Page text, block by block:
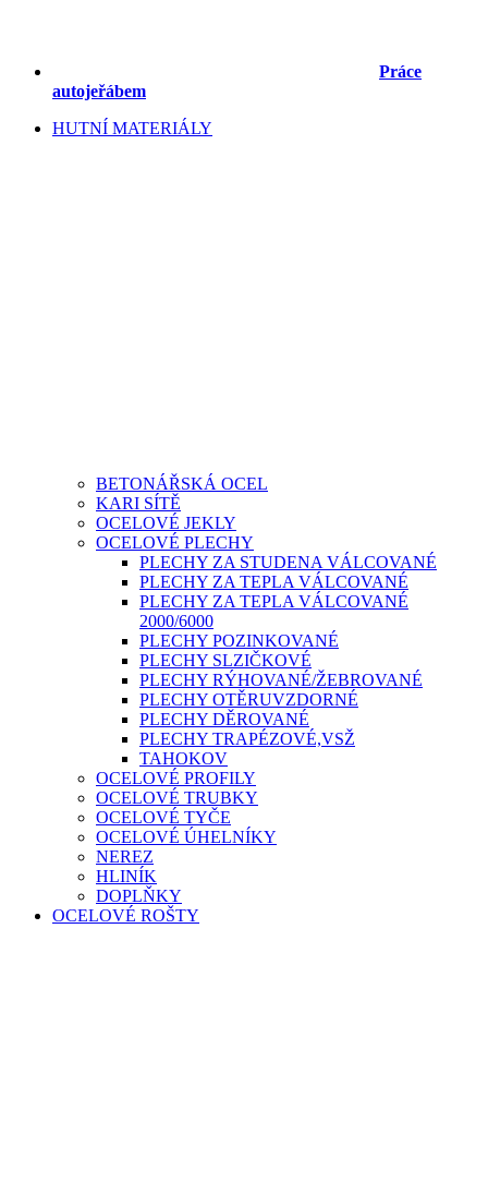
Práce
autojeřábem
HUTNÍ MATERIÁLY
BETONÁŘSKÁ OCEL
KARI SÍTĚ
OCELOVÉ JEKLY
OCELOVÉ PLECHY
PLECHY ZA STUDENA VÁLCOVANÉ
PLECHY ZA TEPLA VÁLCOVANÉ
PLECHY ZA TEPLA VÁLCOVANÉ
2000/6000
PLECHY POZINKOVANÉ
PLECHY SLZIČKOVÉ
PLECHY RÝHOVANÉ/ŽEBROVANÉ
PLECHY OTĚRUVZDORNÉ
PLECHY DĚROVANÉ
PLECHY TRAPÉZOVÉ,VSŽ
TAHOKOV
OCELOVÉ PROFILY
OCELOVÉ TRUBKY
OCELOVÉ TYČE
OCELOVÉ ÚHELNÍKY
NEREZ
HLINÍK
DOPLŇKY
OCELOVÉ ROŠTY